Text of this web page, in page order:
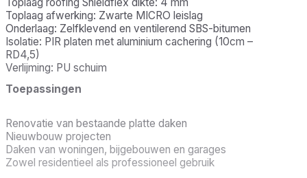
Toplaag afwerking: Zwarte MICRO leislag
Onderlaag: Zelfklevend en ventilerend SBS-bitumen
Isolatie: PIR platen met aluminium cachering (10cm –
RD4,5)
Verlijming: PU schuim
Toepassingen
Renovatie van bestaande platte daken
Nieuwbouw projecten
Daken van woningen, bijgebouwen en garages
Zowel residentieel als professioneel gebruik